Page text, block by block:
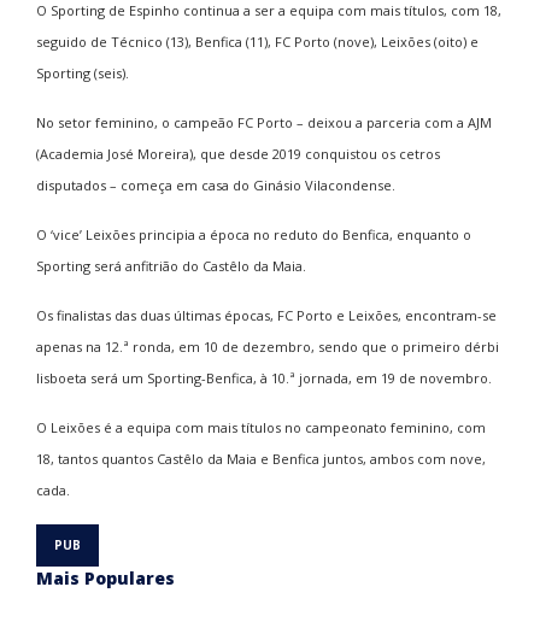
O Sporting de Espinho continua a ser a equipa com mais títulos, com 18,
seguido de Técnico (13), Benfica (11), FC Porto (nove), Leixões (oito) e
Sporting (seis).
No setor feminino, o campeão FC Porto – deixou a parceria com a AJM
(Academia José Moreira), que desde 2019 conquistou os cetros
disputados – começa em casa do Ginásio Vilacondense.
O ‘vice’ Leixões principia a época no reduto do Benfica, enquanto o
Sporting será anfitrião do Castêlo da Maia.
Os finalistas das duas últimas épocas, FC Porto e Leixões, encontram-se
apenas na 12.ª ronda, em 10 de dezembro, sendo que o primeiro dérbi
lisboeta será um Sporting-Benfica, à 10.ª jornada, em 19 de novembro.
O Leixões é a equipa com mais títulos no campeonato feminino, com
18, tantos quantos Castêlo da Maia e Benfica juntos, ambos com nove,
cada.
Mais Populares